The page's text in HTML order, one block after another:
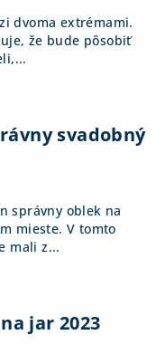
dvoma extrémami.
že bude pôsobiť
svadobný
správny oblek na
mieste. V tomto
mali z...
jar 2023